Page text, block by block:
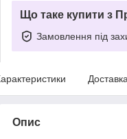
Що таке купити з
Замовлення під
Доставка
Опис